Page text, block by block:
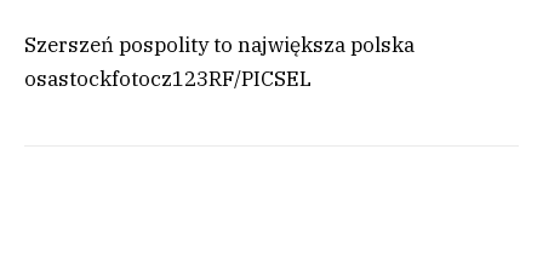
Szerszeń pospolity to największa polska
osastockfotocz123RF/PICSEL